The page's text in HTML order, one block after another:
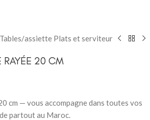
/assiette Plats et serviteur
RAYÉE 20 CM
cm — vous accompagne dans toutes vos
partout au Maroc.